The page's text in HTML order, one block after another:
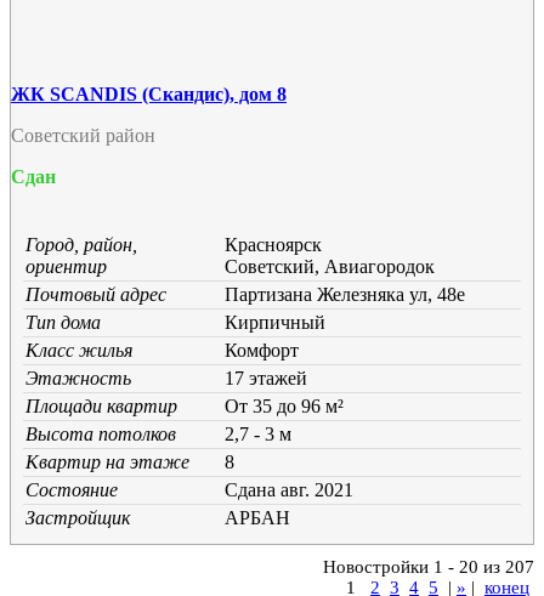
ЖК SCANDIS (Скандис), дом 8
Советский район
Сдан
Город, район,
ориентир
Красноярск
Советский, Авиагородок
Почтовый адрес
Партизана Железняка ул, 48е
Тип дома
Кирпичный
Класс жилья
Комфорт
Этажность
17 этажей
Площади квартир
От 35 до 96 м²
Высота потолков
2,7 - 3 м
Квартир на этаже
8
Состояние
Cдана авг. 2021
Застройщик
АРБАН
Новостройки 1 - 20 из 207
1
2 3 4 5 | » | конец